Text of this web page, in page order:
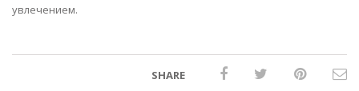
увлечением.
SHARE